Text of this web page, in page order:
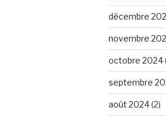
décembre
novembre
octobre 2024
septembre
août 2024(2)